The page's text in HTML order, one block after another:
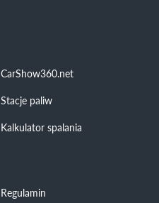
CarShow360.net
Stacje paliw
Kalkulator spalania
Regulamin